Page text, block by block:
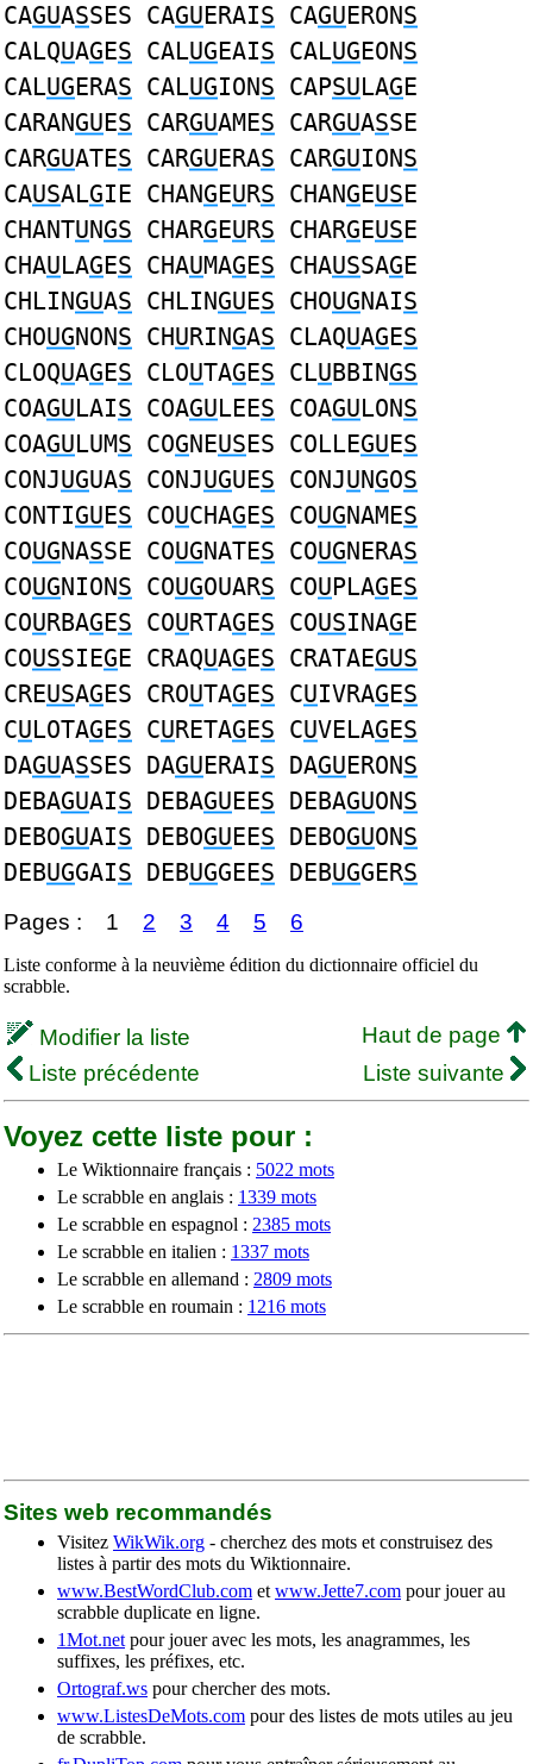
CAGUASSES CAGUERAIS CAGUERONS
CALQUAGES CALUGEAIS CALUGEONS
CALUGERAS CALUGIONS CAPSULAGE
CARANGUES CARGUAMES CARGUASSE
CARGUATES CARGUERAS CARGUIONS
CAUSALGIE CHANGEURS CHANGEUSE
CHANTUNGS CHARGEURS CHARGEUSE
CHAULAGES CHAUMAGES CHAUSSAGE
CHLINGUAS CHLINGUES CHOUGNAIS
CHOUGNONS CHURINGAS CLAQUAGES
CLOQUAGES CLOUTAGES CLUBBINGS
COAGULAIS COAGULEES COAGULONS
COAGULUMS COGNEUSES COLLEGUES
CONJUGUAS CONJUGUES CONJUNGOS
CONTIGUES COUCHAGES COUGNAMES
COUGNASSE COUGNATES COUGNERAS
COUGNIONS COUGOUARS COUPLAGES
COURBAGES COURTAGES COUSINAGE
COUSSIEGE CRAQUAGES CRATAEGUS
CREUSAGES CROUTAGES CUIVRAGES
CULOTAGES CURETAGES CUVELAGES
DAGUASSES DAGUERAIS DAGUERONS
DEBAGUAIS DEBAGUEES DEBAGUONS
DEBOGUAIS DEBOGUEES DEBOGUONS
DEBUGGAIS DEBUGGEES DEBUGGERS
Pages : 1 2 3 4 5 6
Liste conforme à la neuvième édition du dictionnaire officiel du
scrabble.
Modifier la liste
Haut de page
Liste précédente
Liste suivante
Voyez cette liste pour :
Le Wiktionnaire français : 5022 mots
Le scrabble en anglais : 1339 mots
Le scrabble en espagnol : 2385 mots
Le scrabble en italien : 1337 mots
Le scrabble en allemand : 2809 mots
Le scrabble en roumain : 1216 mots
Sites web recommandés
Visitez WikWik.org - cherchez des mots et construisez des
listes à partir des mots du Wiktionnaire.
www.BestWordClub.com et www.Jette7.com pour jouer au
scrabble duplicate en ligne.
1Mot.net pour jouer avec les mots, les anagrammes, les
suffixes, les préfixes, etc.
Ortograf.ws pour chercher des mots.
www.ListesDeMots.com pour des listes de mots utiles au jeu
de scrabble.